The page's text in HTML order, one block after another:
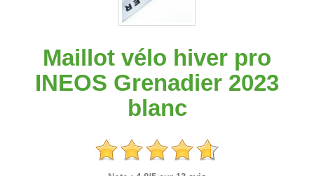
Maillot vélo hiver pro
INEOS Grenadier 2023
blanc